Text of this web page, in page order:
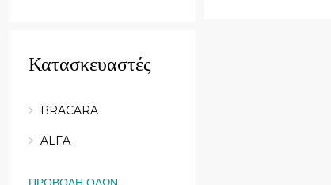
Κατασκευαστές
BRACARA
ALFA